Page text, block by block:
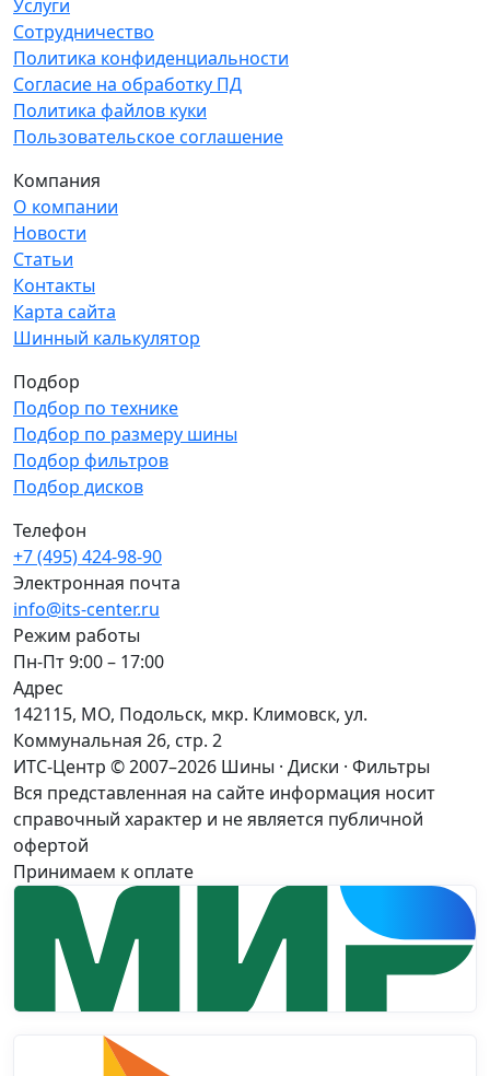
Услуги
Сотрудничество
Политика конфиденциальности
Согласие на обработку ПД
Политика файлов куки
Пользовательское соглашение
Компания
О компании
Новости
Статьи
Контакты
Карта сайта
Шинный калькулятор
Подбор
Подбор по технике
Подбор по размеру шины
Подбор фильтров
Подбор дисков
Телефон
+7 (495) 424-98-90
Электронная почта
info@its-center.ru
Режим работы
Пн-Пт 9:00 – 17:00
Адрес
142115, МО, Подольск, мкр. Климовск, ул.
Коммунальная 26, стр. 2
ИТС-Центр © 2007–2026 Шины · Диски · Фильтры
Вся представленная на сайте информация носит
справочный характер и не является публичной
офертой
Принимаем к оплате